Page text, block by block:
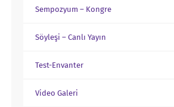
Sempozyum – Kongre
Söyleşi – Canlı Yayın
Test-Envanter
Video Galeri